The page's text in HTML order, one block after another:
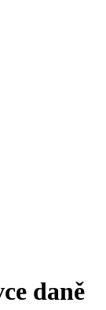
daně